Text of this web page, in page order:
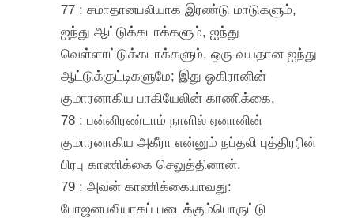
77 : சமாதானபலியாக இரண்டு மாடுகளும்,
ஐந்து ஆட்டுக்கடாக்களும், ஐந்து
வெள்ளாட்டுக்கடாக்களும், ஒரு வயதான ஐந்து
ஆட்டுக்குட்டிகளுமே; இது ஓகிரானின்
குமாரனாகிய பாகியேலின் காணிக்கை.
78 : பன்னிரண்டாம் நாளில் ஏனானின்
குமாரனாகிய அகீரா என்னும் நப்தலி புத்திரரின்
பிரபு காணிக்கை செலுத்தினான்.
79 : அவன் காணிக்கையாவது:
போஜனபலியாகப் படைக்கும்பொருட்டு